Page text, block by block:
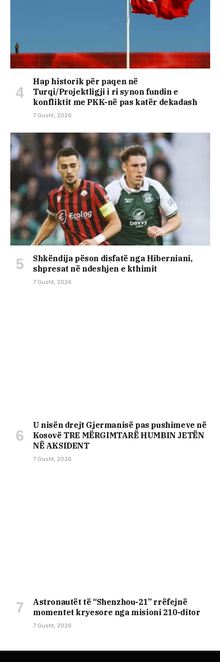
Hap historik për paqen në
Turqi/Projektligji i ri synon fundin e
konfliktit me PKK-në pas katër dekadash
7 Gusht, 2026
Shkëndija pëson disfatë nga Hiberniani,
shpresat në ndeshjen e kthimit
7 Gusht, 2026
U nisën drejt Gjermanisë pas pushimeve në
Kosovë TRE MËRGIMTARË HUMBIN JETËN
NË AKSIDENT
7 Gusht, 2026
Astronautët të “Shenzhou-21” rrëfejnë
momentet kryesore nga misioni 210-ditor
7 Gusht, 2026